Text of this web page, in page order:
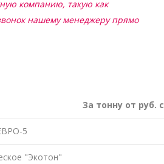
компанию, такую как
нашему менеджеру прямо
За тонну от руб.
5
"Экотон"